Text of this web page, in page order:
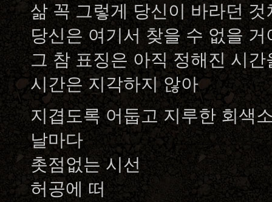
삶 꼭 그렇게 당신이 바라던 것
당신은 여기서 찾을 수 없을
그 참 표징은 아직 정해진 시
시간은 지각하지 않아
지겹도록 어둡고 지루한 회색
날마다
촛점없는 시선
허공에 떠